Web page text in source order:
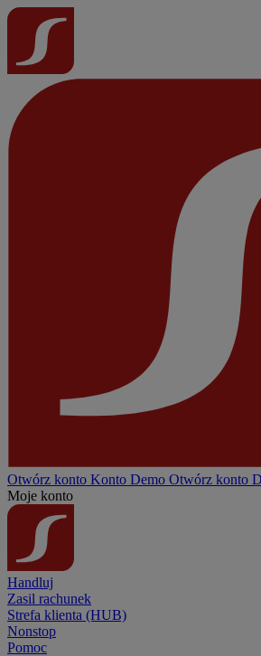
Otwórz konto Konto Demo Otwórz konto
Moje konto
Handluj
Zasil rachunek
Strefa klienta (HUB)
Nonstop
Pomoc